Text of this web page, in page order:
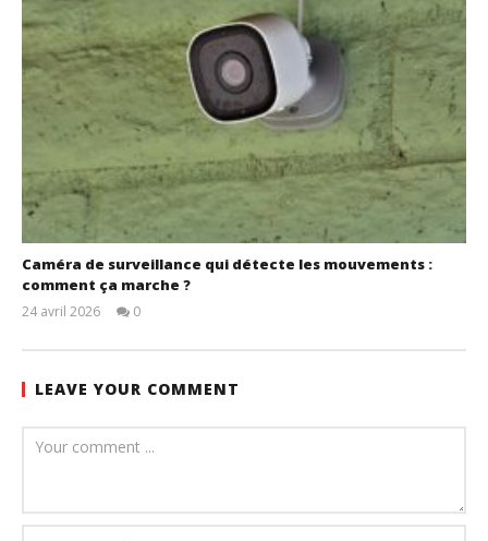
Caméra de surveillance qui détecte les mouvements :
comment ça marche ?
24 avril 2026
0
LEAVE YOUR COMMENT